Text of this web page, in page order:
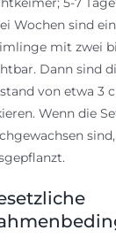
Wochen sind
mit zwei
Dann sind
von etwa 3
Wenn die